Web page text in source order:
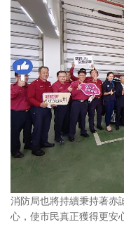
消防局也將持續秉持著赤
心，使市民真正獲得更安